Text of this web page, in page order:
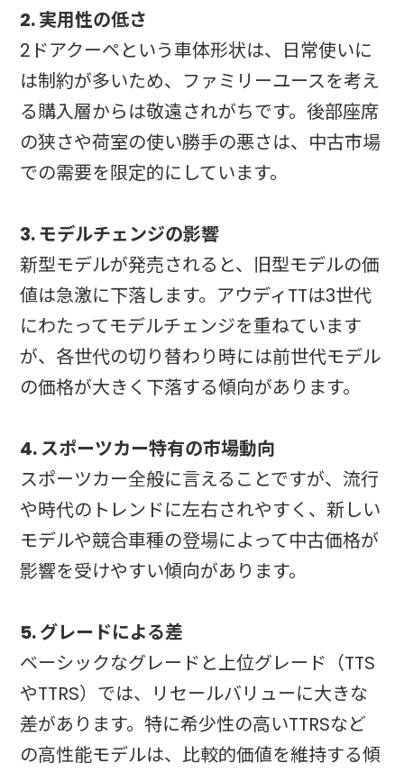
2. 実用性の低さ
2ドアクーペという車体形状は、日常使いに
は制約が多いため、ファミリーユースを考え
る購入層からは敬遠されがちです。後部座席
の狭さや荷室の使い勝手の悪さは、中古市場
での需要を限定的にしています。
3. モデルチェンジの影響
新型モデルが発売されると、旧型モデルの価
値は急激に下落します。アウディTTは3世代
にわたってモデルチェンジを重ねています
が、各世代の切り替わり時には前世代モデル
の価格が大きく下落する傾向があります。
4. スポーツカー特有の市場動向
スポーツカー全般に言えることですが、流行
や時代のトレンドに左右されやすく、新しい
モデルや競合車種の登場によって中古価格が
影響を受けやすい傾向があります。
5. グレードによる差
ベーシックなグレードと上位グレード（TTS
やTTRS）では、リセールバリューに大きな
差があります。特に希少性の高いTTRSなど
の高性能モデルは、比較的価値を維持する傾